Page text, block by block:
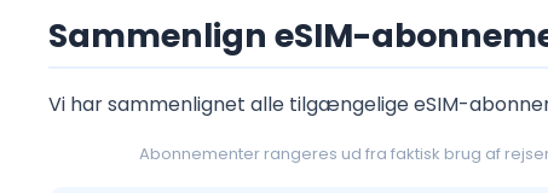
Sammenlign eSIM-
Vi har sammenlignet alle tilgængelige eSIM-
Abonnementer rangeres ud fra faktisk brug af